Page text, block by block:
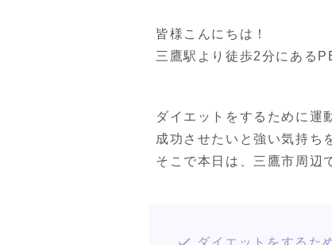
皆様こんにちは！
三鷹駅より徒歩2分にある
ダイエットをするために運
成功させたいと強い気持ち
そこで本日は、三鷹市周辺
ダイエットをするた